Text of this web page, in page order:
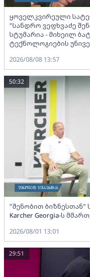
ყოველკვირეული
"სანდრო ვეფხვაძე
სტუმარია - მიხეილ
ტექნოლოგიების
2026/08/08 13:57
"შენობით
Karcher Georgia-ს
50:32
2026/08/01 13:01
29:51